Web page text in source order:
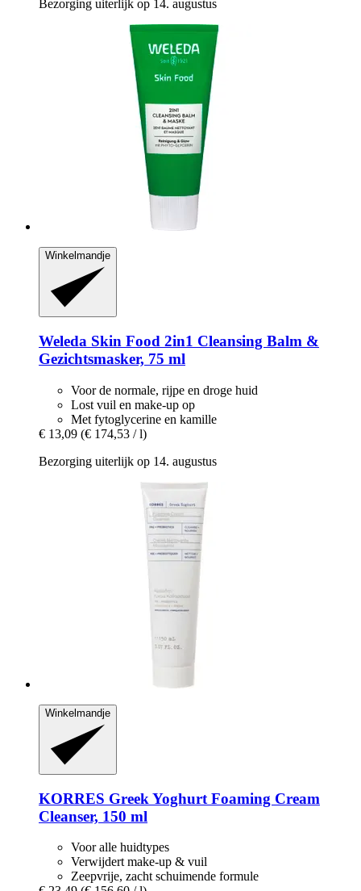
Bezorging uiterlijk op 14. augustus
Winkelmandje
Weleda Skin Food 2in1 Cleansing Balm &
Gezichtsmasker, 75 ml
Voor de normale, rijpe en droge huid
Lost vuil en make-up op
Met fytoglycerine en kamille
€ 13,09 (€ 174,53 / l)
Bezorging uiterlijk op 14. augustus
Winkelmandje
KORRES Greek Yoghurt Foaming Cream
Cleanser, 150 ml
Voor alle huidtypes
Verwijdert make-up & vuil
Zeepvrije, zacht schuimende formule